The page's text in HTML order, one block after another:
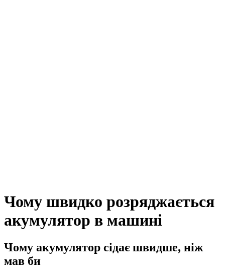
Чому швидко розряджається
акумулятор в машині
Чому акумулятор сідає швидше, ніж
мав би